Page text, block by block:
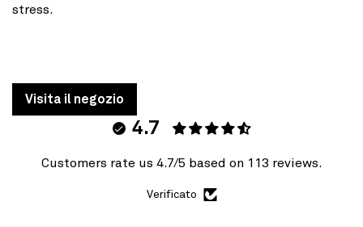
stress.
Visita il negozio
4.7
Customers rate us 4.7/5 based on 113 reviews.
Verificato